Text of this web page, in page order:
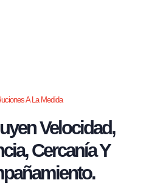
A La Medida
Velocidad,
Cercanía Y